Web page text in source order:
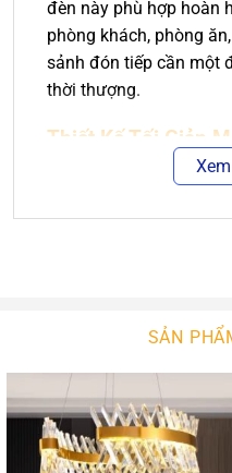
đèn này phù hợp hoàn
phòng khách, phòng
sảnh đón tiếp cần một
thời thượng.
Thiết Kế Tối Giản
Đèn chùm pha lê CDA-
như một cánh hoa
điểm nhấn trang trí lý
kiến trúc từ hiện đại
SẢN